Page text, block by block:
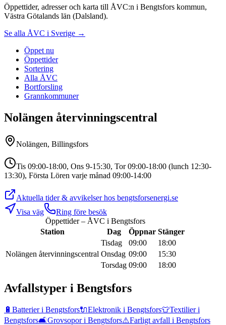
Öppettider, adresser och karta till ÅVC:n i Bengtsfors kommun,
Västra Götalands län (Dalsland).
Se alla ÅVC i Sverige →
Öppet nu
Öppettider
Sortering
Alla ÅVC
Bortforsling
Grannkommuner
Nolängen återvinningscentral
Nolängen, Billingsfors
Tis 09:00-18:00, Ons 9-15:30, Tor 09:00-18:00 (lunch 12:30-
13:30), Första Lören varje månad 09:00-14:00
Aktuella tider & avvikelser hos bengtsforsenergi.se
Visa väg
Ring före besök
Öppettider – ÅVC i Bengtsfors
Station
Dag Öppnar Stänger
Nolängen återvinningscentral
Tisdag 09:00
18:00
Onsdag 09:00
15:30
Torsdag 09:00 18:00
Avfallstyper i Bengtsfors
🔋 Batterieri Bengtsfors🔌Elektronik i Bengtsfors👕Textilieri
Bengtsfors🛋️Grovsopori Bengtsfors⚠️Farligt avfall i Bengtsfors